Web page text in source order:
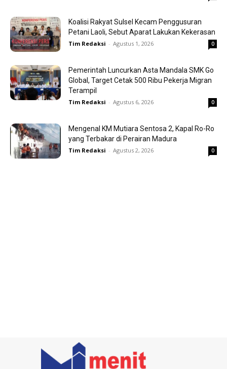
Koalisi Rakyat Sulsel Kecam Penggusuran
Petani Laoli, Sebut Aparat Lakukan Kekerasan
Tim Redaksi - Agustus 1, 2026 0
Pemerintah Luncurkan Asta Mandala SMK Go
Global, Target Cetak 500 Ribu Pekerja Migran
Terampil
Tim Redaksi - Agustus 6, 2026 0
Mengenal KM Mutiara Sentosa 2, Kapal Ro-Ro
yang Terbakar di Perairan Madura
Tim Redaksi - Agustus 2, 2026 0